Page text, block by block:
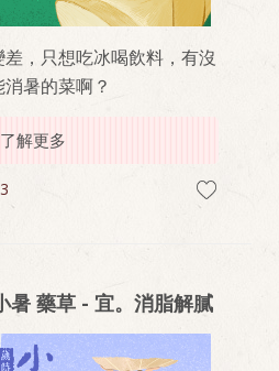
，只想吃冰喝飲料，有沒
暑的菜啊？
了解更多
暑 藥草 - 宜。消脂解膩